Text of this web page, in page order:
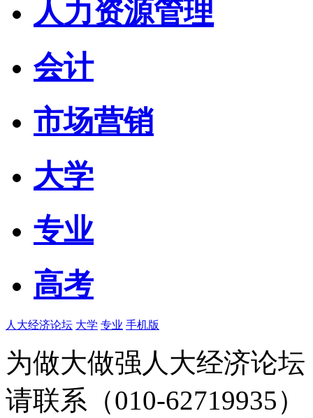
人力资源管理
会计
市场营销
大学
专业
高考
人大经济论坛 大学 专业 手机版
为做大做强人大经济论
请联系（010-62719935）